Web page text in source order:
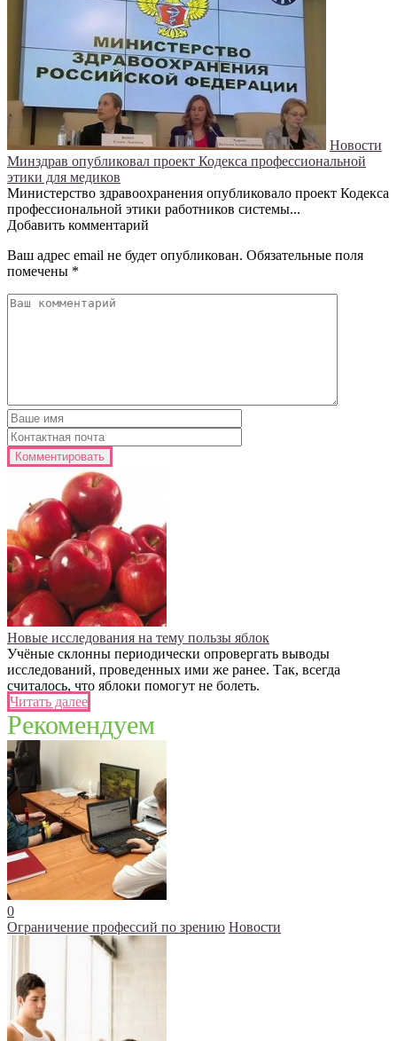
Новости
Минздрав опубликовал проект Кодекса профессиональной
этики для медиков
Министерство здравоохранения опубликовало проект Кодекса
профессиональной этики работников системы...
Добавить комментарий
Ваш адрес email не будет опубликован. Обязательные поля
помечены *
Новые исследования на тему пользы яблок
Учёные склонны периодически опровергать выводы
исследований, проведенных ими же ранее. Так, всегда
считалось, что яблоки помогут не болеть.
Читать далее
Рекомендуем
0
Ограничение профессий по зрению Новости